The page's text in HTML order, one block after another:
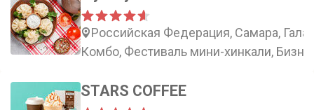
Российская Федерация, Самара,
Комбо, Фестиваль мини-хинкали,
STARS COFFEE